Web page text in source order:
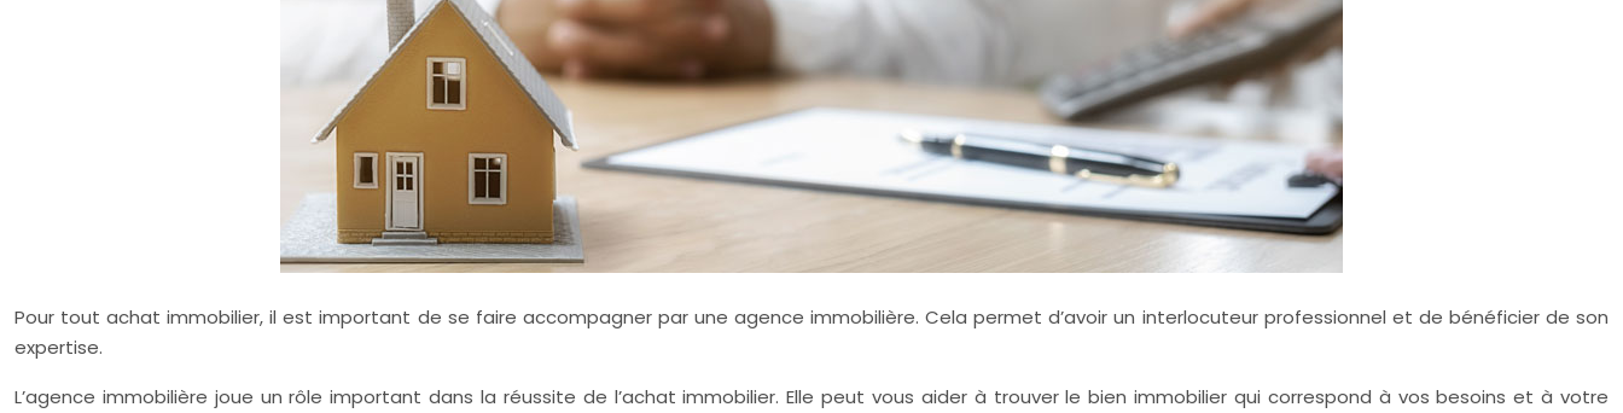
Pour tout achat immobilier, il est important de se faire accompagner par une agence immobilière. Cela permet d’avoir un interlocuteur professionnel et de bénéficier de son
expertise.
L’agence immobilière joue un rôle important dans la réussite de l’achat immobilier. Elle peut vous aider à trouver le bien immobilier qui correspond à vos besoins et à votre